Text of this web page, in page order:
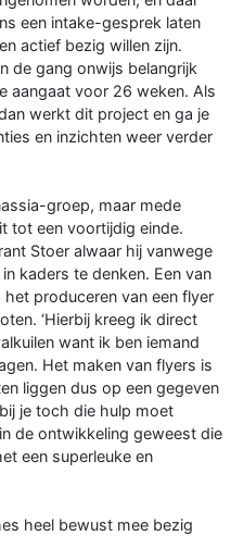
een intake-gesprek laten
actief bezig willen zijn.
de gang onwijs belangrijk
aangaat voor 26 weken. Als
werkt dit project en ga je
en inzichten weer verder
groep, maar mede
tot een voortijdig einde.
Stoer alwaar hij vanwege
kaders te denken. Een van
produceren van een flyer
‘Hierbij kreeg ik direct
want ik ben iemand
Het maken van flyers is
liggen dus op een gegeven
je toch die hulp moet
de ontwikkeling geweest die
een superleuke en
heel bewust mee bezig